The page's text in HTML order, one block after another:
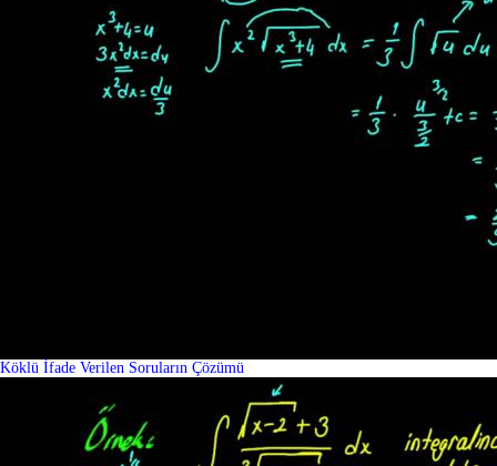
Köklü İfade Verilen Soruların Çözümü